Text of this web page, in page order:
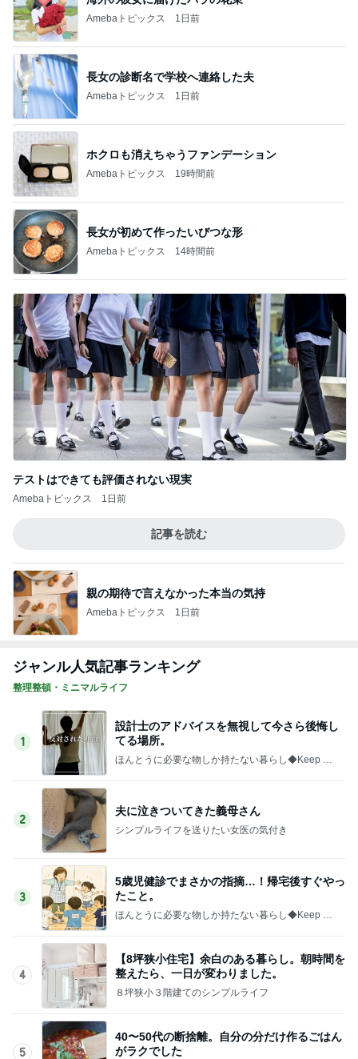
Amebaトピックス 1日前
長女の診断名で学校へ連絡した夫
Amebaトピックス 1日前
ホクロも消えちゃうファンデーション
Amebaトピックス 19時間前
長女が初めて作ったいびつな形
Amebaトピックス 14時間前
テストはできても評価されない現実
Amebaトピックス 1日前
記事を読む
親の期待で言えなかった本当の気持
Amebaトピックス 1日前
ジャンル人気記事ランキング
整理整頓・ミニマルライフ
1
設計士のアドバイスを無視して今さら後悔し
てる場所。
ほんとうに必要な物しか持たない暮らし◆Keep Lif
2
夫に泣きついてきた義母さん
シンプルライフを送りたい女医の気付き
3
5歳児健診でまさかの指摘…！帰宅後すぐやっ
たこと。
ほんとうに必要な物しか持たない暮らし◆Keep Lif
4
【8坪狭小住宅】余白のある暮らし。朝時間を
整えたら、一日が変わりました。
８坪狭小３階建てのシンプルライフ
5
40〜50代の断捨離。自分の分だけ作るごはん
がラクでした